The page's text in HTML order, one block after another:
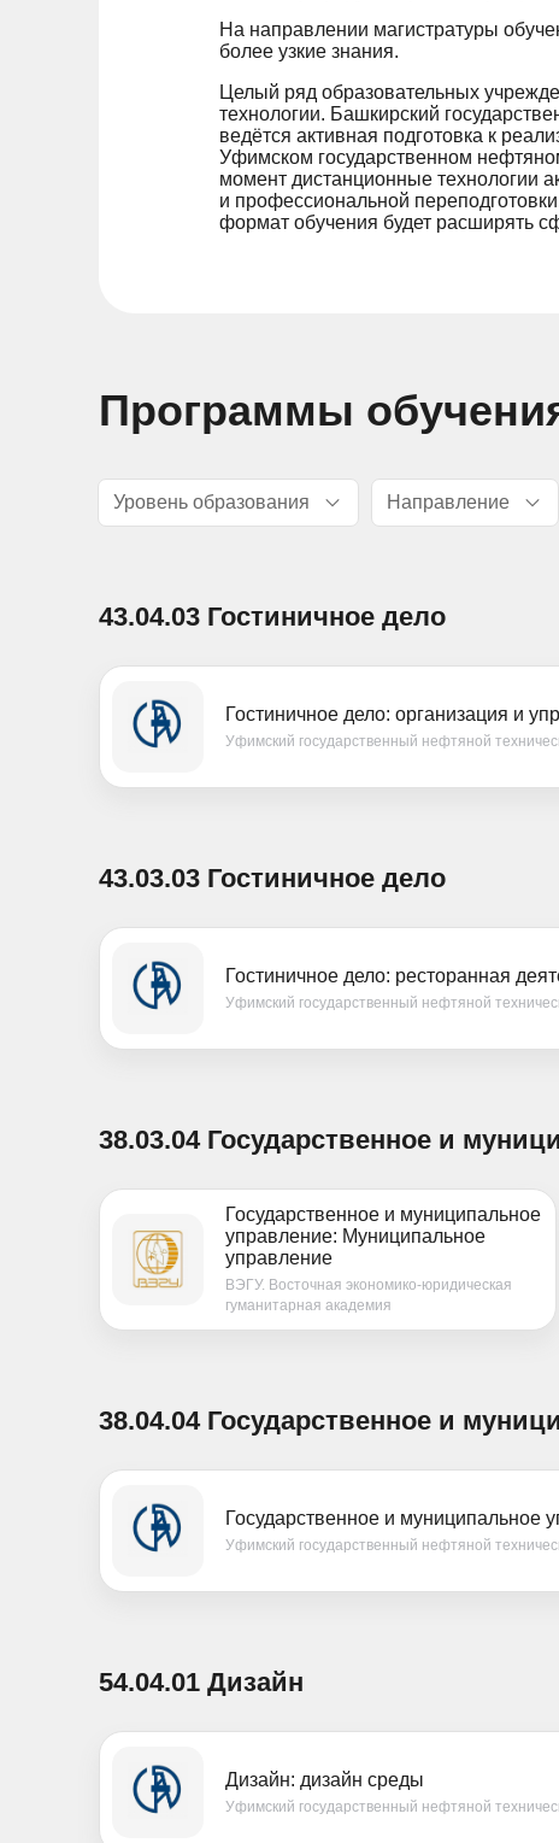
На направлении магистратуры
более узкие знания.
Целый ряд образовательных
технологии. Башкирский
ведётся активная подготовка к
Уфимском государственном
момент дистанционные технологии
и профессиональной
формат обучения будет расширять
Программы
Уровень образования Направление
43.04.03 Гостиничное дело
Гостиничное дело: организация и
Уфимский государственный нефтяной
43.03.03 Гостиничное дело
Гостиничное дело: ресторанная
Уфимский государственный нефтяной
38.03.04 Государственное и
Государственное и муниципальное
управление: Муниципальное
управление
ВЭГУ. Восточная экономико-юридическая
гуманитарная академия
38.04.04 Государственное и
Государственное и муниципальное
Уфимский государственный нефтяной
54.04.01 Дизайн
Дизайн: дизайн среды
Уфимский государственный нефтяной